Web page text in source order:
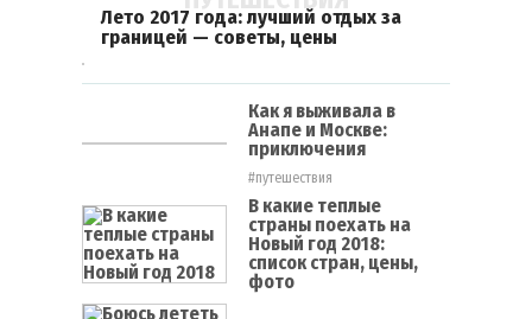
Лето 2017 года: лучший отдых за
границей — советы, цены
Как я выживала в
Анапе и Москве:
приключения
#путешествия
В какие теплые
страны поехать на
Новый год 2018:
список стран, цены,
фото